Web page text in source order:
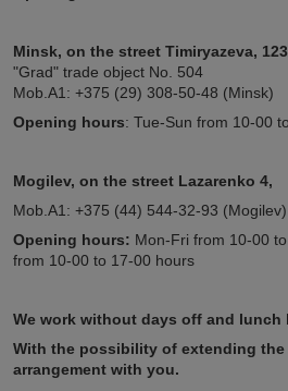
Minsk, on the street Timiryazeva,
"Grad" trade object No. 504
Mob.A1: +375 (29) 308-50-48 (Minsk)
Opening hours: Tue-Sun from 10-00
Mogilev, on the street Lazarenko 4,
Mob.A1: +375 (44) 544-32-93 (Mogilev)
Opening hours: Mon-Fri from 10-00
from 10-00 to 17-00 hours
We work without days off and lunch
With the possibility of extending
arrangement with you.